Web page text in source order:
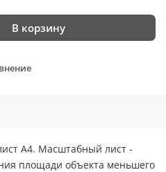
В корзину
А4. Масштабный лист -
площади объекта меньшего